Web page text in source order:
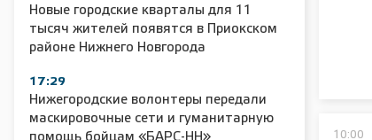
Новые городские кварталы для 11
тысяч жителей появятся в Приокском
районе Нижнего Новгорода
17:29
Нижегородские волонтеры передали
маскировочные сети и гуманитарную
помощь бойцам «БАРС-НН»
10:00
11 01 Сельское хозяйство 2025